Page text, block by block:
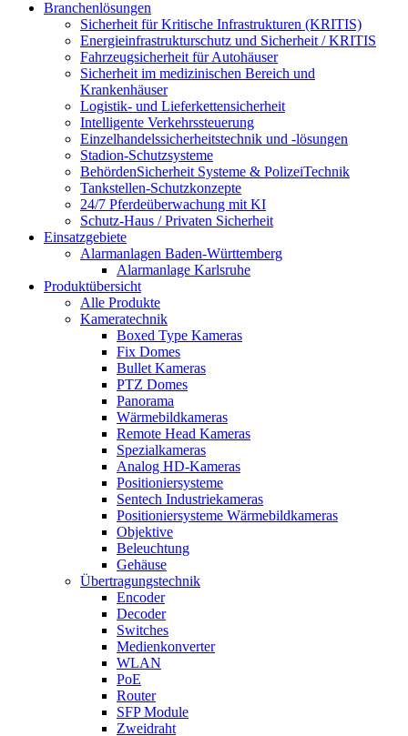
Branchenlösungen
Sicherheit für Kritische Infrastrukturen (KRITIS)
Energieinfrastrukturschutz und Sicherheit / KRITIS
Fahrzeugsicherheit für Autohäuser
Sicherheit im medizinischen Bereich und
Krankenhäuser
Logistik- und Lieferkettensicherheit
Intelligente Verkehrssteuerung
Einzelhandelssicherheitstechnik und -lösungen
Stadion-Schutzsysteme
BehördenSicherheit Systeme & PolizeiTechnik
Tankstellen-Schutzkonzepte​
24/7 Pferdeüberwachung mit KI
Schutz-Haus / Privaten Sicherheit
Einsatzgebiete
Alarmanlagen Baden-Württemberg
Alarmanlage Karlsruhe
Produktübersicht
Alle Produkte
Kameratechnik
Boxed Type Kameras
Fix Domes
Bullet Kameras
PTZ Domes
Panorama
Wärmebildkameras
Remote Head Kameras
Spezialkameras
Analog HD-Kameras
Positioniersysteme
Sentech Industriekameras
Positioniersysteme Wärmebildkameras
Objektive
Beleuchtung
Gehäuse
Übertragungstechnik
Encoder
Decoder
Switches
Medienkonverter
WLAN
PoE
Router
SFP Module
Zweidraht